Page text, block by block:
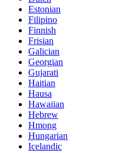
Estonian
Filipino
Finnish
Frisian
Galician
Georgian
Gujarati
Haitian
Hausa
Hawaiian
Hebrew
Hmong
Hungarian
Icelandic